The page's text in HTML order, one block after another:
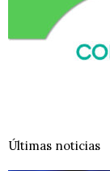
Últimas noticias